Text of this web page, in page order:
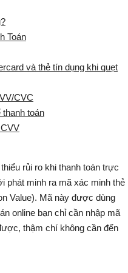
Toán
và thẻ tín dụng khi quẹt
CVC
toán
rủi ro khi thanh toán trực
phát minh ra mã xác minh thẻ
Value). Mã này được dùng
online bạn chỉ cần nhập mã
thậm chí không cần đến